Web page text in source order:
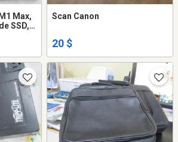
Max,
SSD,
Scan Canon
20 $